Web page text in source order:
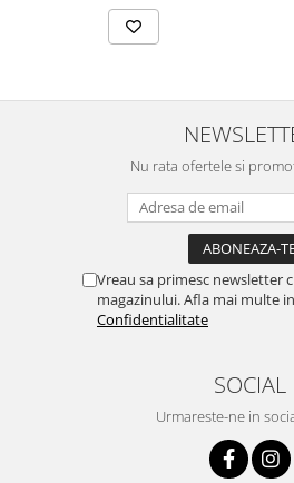
Nu rata ofertele si
Vreau sa primesc newsletter
magazinului. Afla mai multe in
Confidentialitate
SOCIAL
Urmareste-ne in